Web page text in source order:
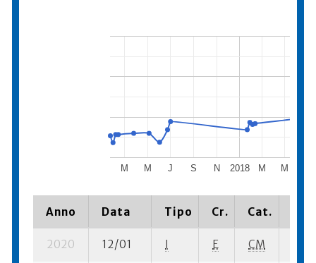
2018
M M J S N M M
Anno Data Tipo Cr. Cat.
2020 12/01 I E CM